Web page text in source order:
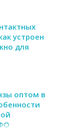
устроен
для
оптом в